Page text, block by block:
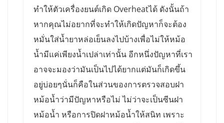
ทำให้ตัวเครื่องยนต์เกิด Overheatได้ ดังนั้นถ้า
หากคุณไม่อยากที่จะทำให้เกิดปัญหาก็จะต้อง
หมั่นใส่น้ำยาหล่อเย็นลงไปบ้างเพื่อไม่ให้หม้อ
น้ำมีแค่เพียงน้ำเปล่าเท่านั้น อีกหนึ่งปัญหาที่เรา
อาจจะมองว่ามันเป็นไปได้ยากแต่มันก็เกิดขึ้น
อยู่บ่อยๆนั่นก็คือในส่วนของการตรวจสอบฝา
หม้อน้ำว่ามีปัญหาหรือไม่ ไม่ว่าจะเป็นซีนฝา
หม้อน้ำ หรือการปิดฝาหม้อน้ำให้สนิท เพราะ